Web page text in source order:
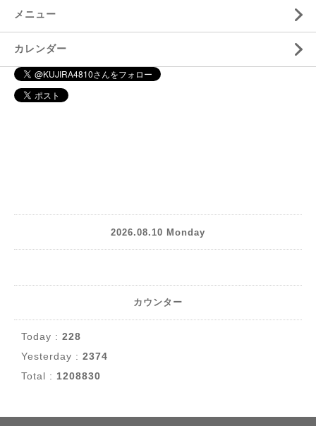
メニュー
カレンダー
2026.08.10 Monday
カウンター
Today : 228
Yesterday : 2374
Total : 1208830